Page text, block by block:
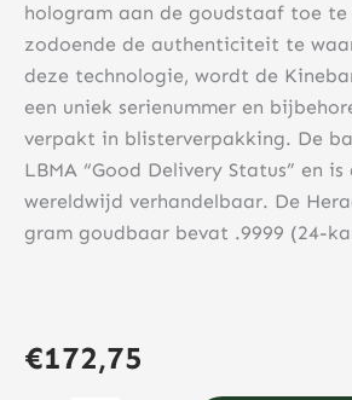
hologram aan de goudstaaf toe te
zodoende de authenticiteit te
deze technologie, wordt de
een uniek serienummer en
verpakt in blisterverpakking. De
LBMA “Good Delivery Status” en is
wereldwijd verhandelbaar. De
gram goudbaar bevat .9999 (24-
€172,75